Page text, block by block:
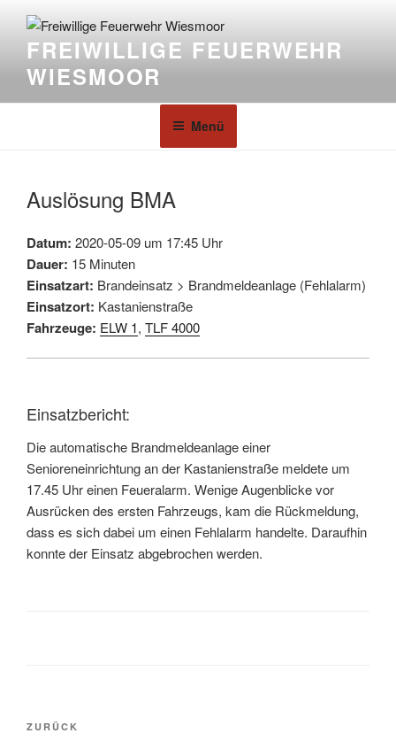
FREIWILLIGE FEUERWEHR
WIESMOOR
Menü
Auslösung BMA
Datum: 2020-05-09 um 17:45 Uhr
Dauer: 15 Minuten
Einsatzart: Brandeinsatz > Brandmeldeanlage (Fehlalarm)
Einsatzort: Kastanienstraße
Fahrzeuge: ELW 1, TLF 4000
Einsatzbericht:
Die automatische Brandmeldeanlage einer
Senioreneinrichtung an der Kastanienstraße meldete um
17.45 Uhr einen Feueralarm. Wenige Augenblicke vor
Ausrücken des ersten Fahrzeugs, kam die Rückmeldung,
dass es sich dabei um einen Fehlalarm handelte. Daraufhin
konnte der Einsatz abgebrochen werden.
ZURÜCK